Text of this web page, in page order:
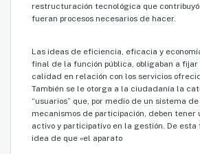
restructuración tecnológica que contribuyó
fueran procesos necesarios de hacer.
Las ideas de eficiencia, eficacia y
final de la función pública, obligaban a
calidad en relación con los servicios
También se le otorga a la ciudadanía la
“usuarios” que, por medio de un sistema
mecanismos de participación, deben tener
activo y participativo en la gestión. De
idea de que «el aparato